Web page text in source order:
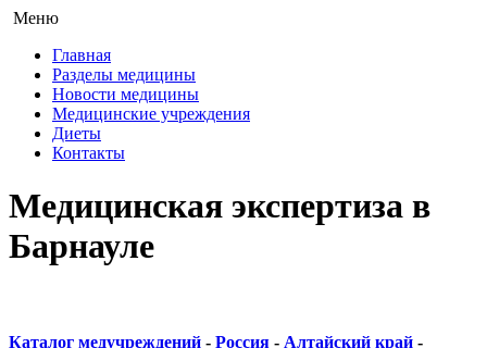
Меню
Главная
Разделы медицины
Новости медицины
Медицинские учреждения
Диеты
Контакты
Медицинская экспертиза в
Барнауле
Каталог медучреждений - Россия - Алтайский край -